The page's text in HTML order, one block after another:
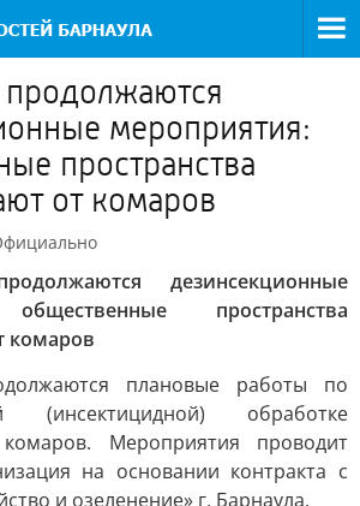
продолжаются
мероприятия:
пространства
от комаров
дезинсекционные
пространства
комаров
плановые работы по
(инсектицидной) обработке
Мероприятия проводит
на основании контракта с
и озеленение» г. Барнаула.